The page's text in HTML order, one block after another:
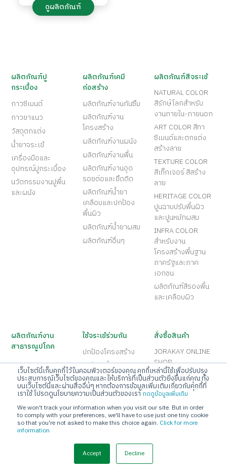
เว็บไซต์นี้เก็บคุกกี้ไว้ในคอมพิวเตอร์ของคุณ คุกกี้เหล่านี้ใช้เพื่อปรับปรุง
ประสบการณ์เว็บไซต์ของคุณและให้บริการที่เป็นส่วนตัวยิ่งขึ้นแก่คุณ ทั้ง
บนเว็บไซต์นี้และผ่านสื่ออื่นๆ หากต้องการข้อมูลเพิ่มเติมเกี่ยวกับคุกกี้ที่
เราใช้ โปรดดูนโยบายความเป็นส่วนตัวของเรากดดูข้อมูลเพิ่มเติม
We won't track your information when you visit our site. But in order
to comply with your preferences, we'll have to use just one tiny cookie
so that you're not asked to make this choice again. Click for more
information
Accept Decline
ดูผลิตภัณฑ์
ผลิตภัณฑ์ปู
กระเบื้อง
กาวซีเมนต์
กาวยาแนว
วัสดุตกแต่ง
น้ำยาจระเข้
เครื่องมือและ
อุปกรณ์ปูกระเบื้อง
นวัตกรรมงานปูพื้น
และผนัง
ผลิตภัณฑ์เคมี
ก่อสร้าง
ผลิตภัณฑ์งานกันซึม
ผลิตภัณฑ์งาน
โครงสร้าง
ผลิตภัณฑ์งานผนัง
ผลิตภัณฑ์งานพื้น
ผลิตภัณฑ์งานอุด
รอยต่อและยึดติด
ผลิตภัณฑ์น้ำยา
เคลือบและปกป้อง
พื้นผิว
ผลิตภัณฑ์น้ำยาผสม
ผลิตภัณฑ์อื่นๆ
ผลิตภัณฑ์สีจระเข้
NATURAL COLOR
สีรักษ์โลกสำหรับ
งานภายใน-ภายนอก
ART COLOR สีทา
ซีเมนต์และตกแต่ง
สร้างลาย
TEXTURE COLOR
สีเท็กเจอร์ สีสร้าง
ลาย
HERITAGE COLOR
ปูนฉาบปรับพื้นผิว
และปูนหมักผสม
INFRA COLOR
สำหรับงาน
โครงสร้างพื้นฐาน
ภาครัฐและภาค
เอกชน
ผลิตภัณฑ์สีรองพื้น
และเคลือบผิว
ผลิตภัณฑ์งาน
สาธารณูปโภค
ใช้จระเข้ร่วมกัน
ปกป้องโครงสร้าง
ปกป้องพื้นและถนน
ปกป้องผนัง
ปกป้องดาดฟ้าและ
หลังคา
สั่งซื้อสินค้า
JORAKAY ONLINE
SHOP
SEE JORAKAY
WEBSITE
คำนวณการใช้งาน
ค้นหาร้านค้า
มาตรฐานและ
เทคโนโลยี